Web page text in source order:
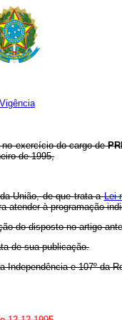
Vigência
no exercício do cargo de
de 1995,
União, de que trata aLei
atender à programação
do disposto no artigo
de sua publicação.
Independência e 107º da